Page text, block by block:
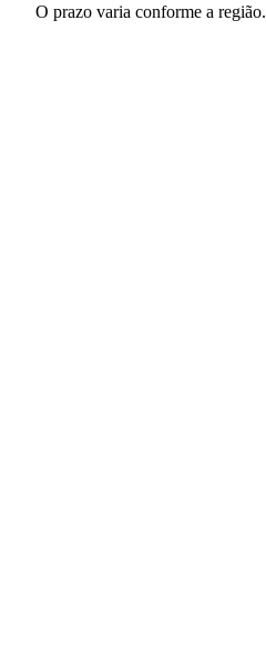
O prazo varia conforme a região.